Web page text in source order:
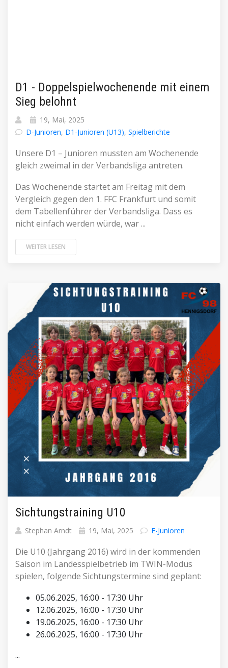
D1 - Doppelspielwochenende mit einem
Sieg belohnt
19, Mai, 2025
D-Junioren, D1-Junioren (U13), Spielberichte
Unsere D1 – Junioren mussten am Wochenende
gleich zweimal in der Verbandsliga antreten.
Das Wochenende startet am Freitag mit dem
Vergleich gegen den 1. FFC Frankfurt und somit
dem Tabellenführer der Verbandsliga. Dass es
nicht einfach werden würde, war ...
WEITER LESEN
Sichtungstraining U10
Stephan Arndt 19, Mai, 2025 E-Junioren
Die U10 (Jahrgang 2016) wird in der kommenden
Saison im Landesspielbetrieb im TWIN-Modus
spielen, folgende Sichtungstermine sind geplant:
05.06.2025, 16:00 - 17:30 Uhr
12.06.2025, 16:00 - 17:30 Uhr
19.06.2025, 16:00 - 17:30 Uhr
26.06.2025, 16:00 - 17:30 Uhr
...